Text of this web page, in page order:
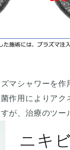
マシャワーを
作用によりア
が、治療のツ